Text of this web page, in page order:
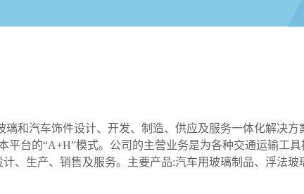
和汽车饰件设计、开发、制造、供应及服务一体化解决
平台的“A+H”模式。公司的主营业务是为各种交通运输工
、生产、销售及服务。主要产品:汽车用玻璃制品、浮法